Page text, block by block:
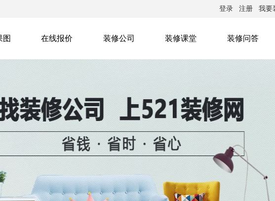
我要
注册
登录
图 在线报价 装修公司 装修课堂 装修问答